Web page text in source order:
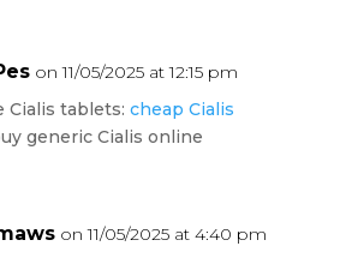
on 11/05/2025 at 12:15 pm
Cialis tablets: cheap Cialis
generic Cialis online
on 11/05/2025 at 4:40 pm